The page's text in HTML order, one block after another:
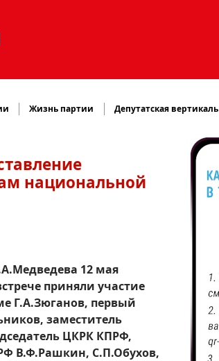
Жизнь партии Депутатская вертикаль
национальной
12 мая
приняли участие
Г.А.Зюганов, первый
заместитель
ЦКРК КПРФ,
В.Ф.Рашкин, С.П.Обухов,